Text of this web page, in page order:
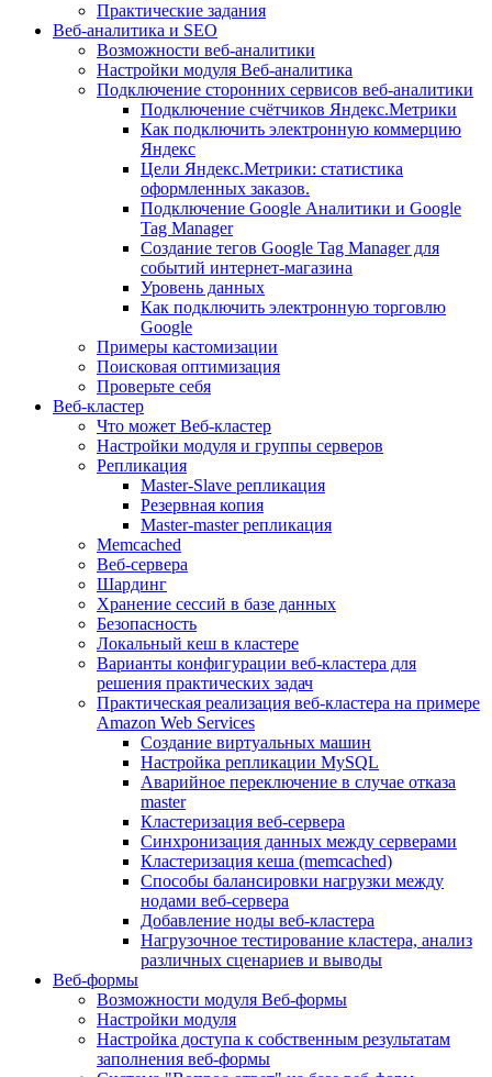
Практические задания
Веб-аналитика и SEO
Возможности веб-аналитики
Настройки модуля Веб-аналитика
Подключение сторонних сервисов веб-аналитики
Подключение счётчиков Яндекс.Метрики
Как подключить электронную коммерцию
Яндекс
Цели Яндекс.Метрики: статистика
оформленных заказов.
Подключение Google Аналитики и Google
Tag Manager
Создание тегов Google Tag Manager для
событий интернет-магазина
Уровень данных
Как подключить электронную торговлю
Google
Примеры кастомизации
Поисковая оптимизация
Проверьте себя
Веб-кластер
Что может Веб-кластер
Настройки модуля и группы серверов
Репликация
Master-Slave репликация
Резервная копия
Master-master репликация
Memcached
Веб-сервера
Шардинг
Хранение сессий в базе данных
Безопасность
Локальный кеш в кластере
Варианты конфигурации веб-кластера для
решения практических задач
Практическая реализация веб-кластера на примере
Amazon Web Services
Создание виртуальных машин
Настройка репликации MySQL
Аварийное переключение в случае отказа
master
Кластеризация веб-сервера
Синхронизация данных между серверами
Кластеризация кеша (memcached)
Способы балансировки нагрузки между
нодами веб-сервера
Добавление ноды веб-кластера
Нагрузочное тестирование кластера, анализ
различных сценариев и выводы
Веб-формы
Возможности модуля Веб-формы
Настройки модуля
Настройка доступа к собственным результатам
заполнения веб-формы